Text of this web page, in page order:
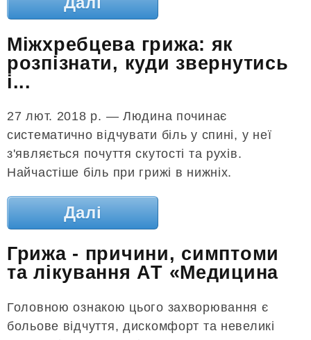
Міжхребцева грижа: як
розпізнати, куди звернутись
і...
27 лют. 2018 р. — Людина починає
систематично відчувати біль у спині, у неї
з'являється почуття скутості та рухів.
Найчастіше біль при грижі в нижніх.
Далі
Грижа - причини, симптоми
та лікування АТ «Медицина
Головною ознакою цього захворювання є
больове відчуття, дискомфорт та невеликі